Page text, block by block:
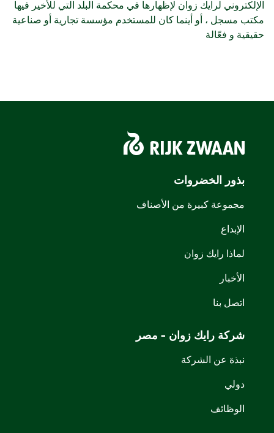
الإلكتروني لرايك زوان لإظهارها في محكمة البلد التي للأخير فيها
مكتب مسجل ، أو أينما كان للمستخدم مؤسسة تجارية أو صناعية
حقيقية و فعّالة
بذور الخضروات
مجموعة كبيرة من الأصناف
الإبداع
لماذا رايك زوان
الأخبار
اتصل بنا
شركة رايك زوان - مصر
نبذة عن الشركة
دولي
الوظائف